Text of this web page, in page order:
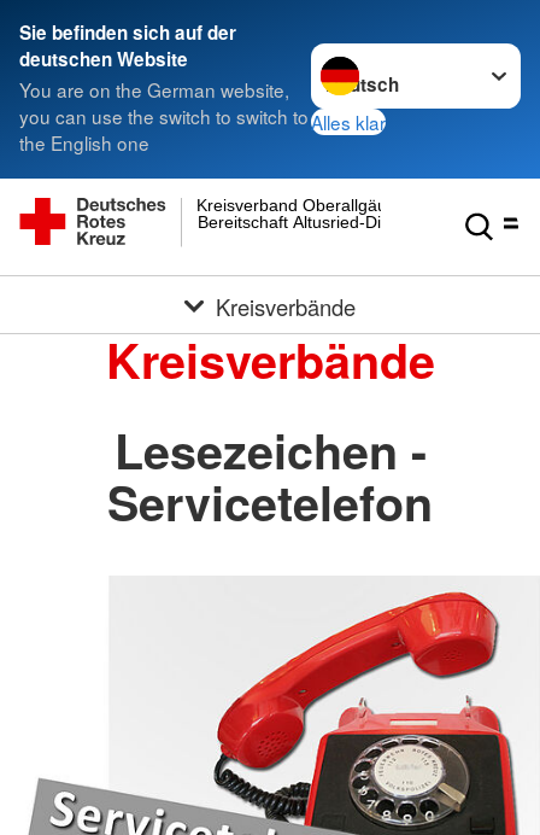
Sie befinden sich auf der
deutschen Website
You are on the German website,
you can use the switch to switch to
the English one
Sprache wechseln zu
Alles klar
Bereitschaft Altusried-Dietmannsried
Kreisverband Oberallgäu
Kreisverbände
Kreisverbände
Lesezeichen -
Servicetelefon